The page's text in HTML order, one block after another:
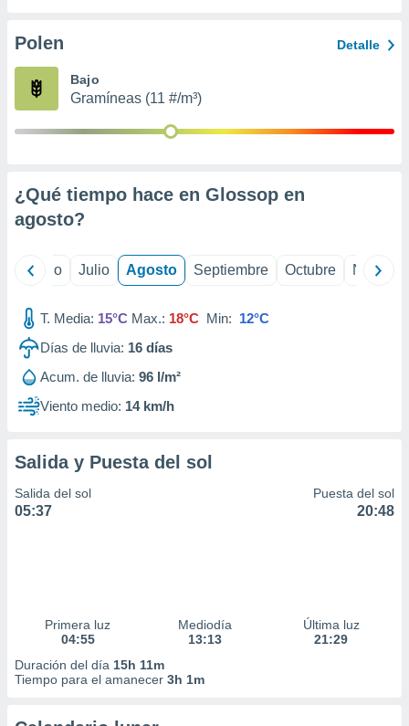
e
mediante
de
1199
Polen Detalle
Bajo
Gramíneas (11 #/m³)
¿Qué tiempo hace en Glossop en
agosto?
Junio Julio Agosto Septiembre Octubre
T. Media: 15°C Max.: 18°C Min: 12°C
Días de lluvia: 16 días
Acum. de lluvia: 96 l/m²
Viento medio: 14 km/h
Salida y Puesta del sol
Salida del sol
05:37
Puesta del sol
20:48
Primera luz
04:55
Mediodía
13:13
Última luz
21:29
Duración del día 15h 11m
Tiempo para el amanecer 3h 1m